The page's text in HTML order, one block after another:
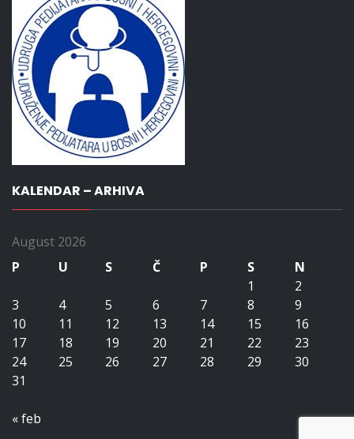
KALENDAR – ARHIVA
August 2026
P
U S Č P S
N
1
2
3
4 5 6 7 8
9
10
11 12 13 14 15
16
17
18 19 20 21 22
23
24
25 26 27 28 29
30
31
« feb